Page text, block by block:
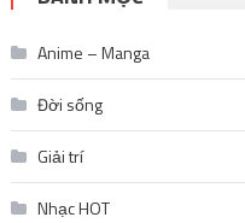
Anime – Manga
Đời sống
Giải trí
Nhạc HOT